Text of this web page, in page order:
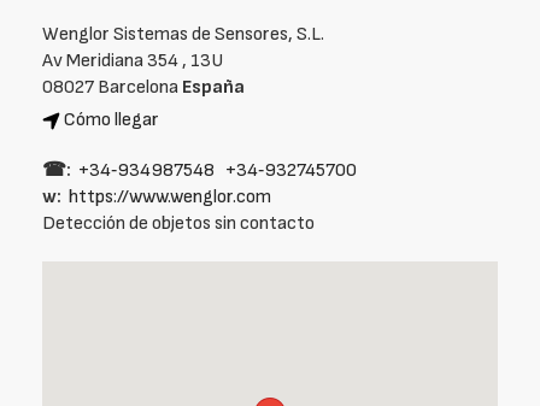
Wenglor Sistemas de Sensores, S.L.
Av Meridiana 354 , 13U
08027 Barcelona España
Cómo llegar
☎: +34‑934987548 +34‑932745700
w: https://www.wenglor.com
Detección de objetos sin contacto